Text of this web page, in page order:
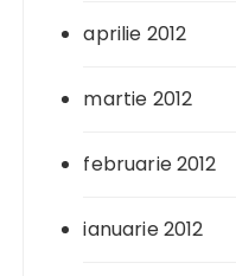
aprilie 2012
martie 2012
februarie 2012
ianuarie 2012